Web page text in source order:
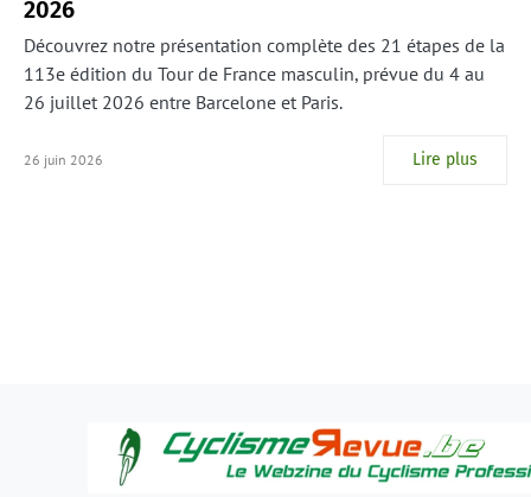
2026
Découvrez notre présentation complète des 21 étapes de la
113e édition du Tour de France masculin, prévue du 4 au
26 juillet 2026 entre Barcelone et Paris.
26 juin 2026 Lire plus